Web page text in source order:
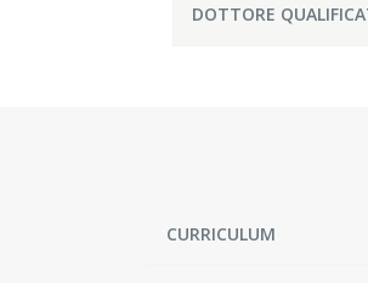
DOTTORE
CURRICULUM